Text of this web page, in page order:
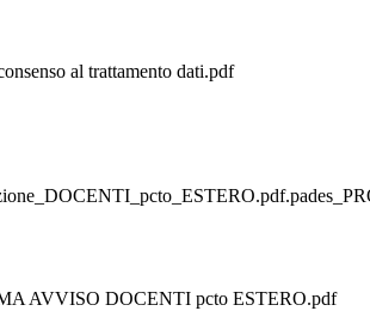
al trattamento dati.pdf
AVVISO DOCENTI pcto ESTERO.pdf